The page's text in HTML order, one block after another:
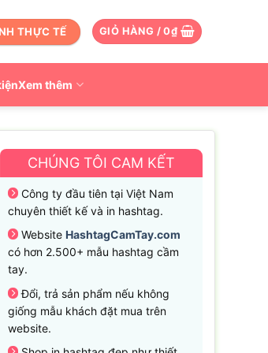
THỰC TẾ GIỎ HÀNG /0₫
Xem thêm
CHÚNG TÔI CAM KẾT
Công ty đầu tiên tại Việt Nam
chuyên thiết kế và in hashtag.
Website HashtagCamTay.com
có hơn 2.500+ mẫu hashtag cầm
tay.
Đổi, trả sản phẩm nếu không
giống mẫu khách đặt mua trên
website.